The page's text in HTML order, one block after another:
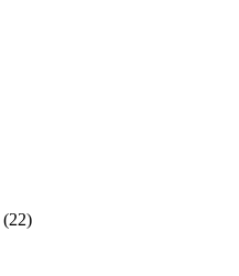
(22)